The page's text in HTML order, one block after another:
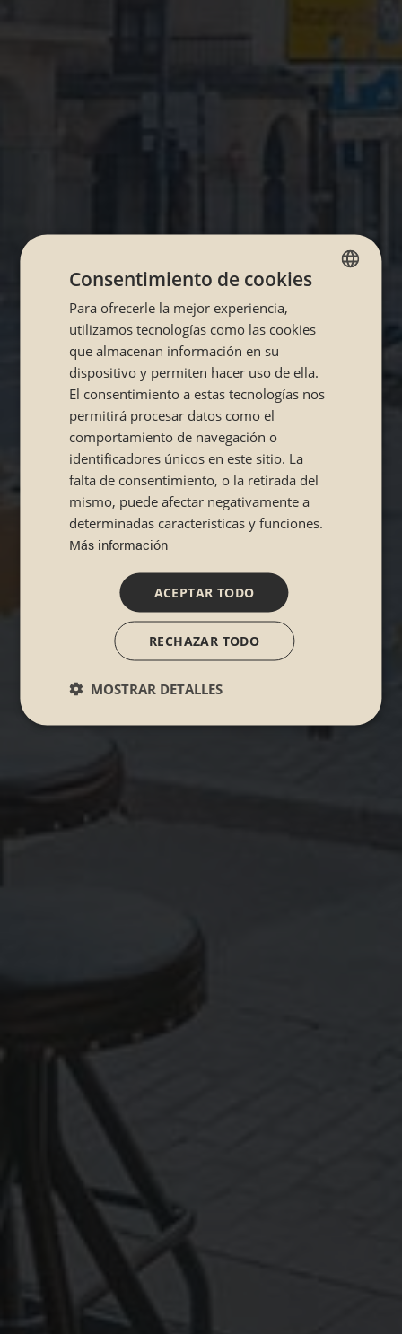
CATALÁN
Consentimiento de cookies
Para ofrecerle la mejor experiencia,
utilizamos tecnologías como las cookies
que almacenan información en su
dispositivo y permiten hacer uso de ella.
El consentimiento a estas tecnologías nos
permitirá procesar datos como el
comportamiento de navegación o
identificadores únicos en este sitio. La
falta de consentimiento, o la retirada del
mismo, puede afectar negativamente a
determinadas características y funciones.
Más información
ACEPTAR TODO
RECHAZAR TODO
MOSTRAR DETALLES